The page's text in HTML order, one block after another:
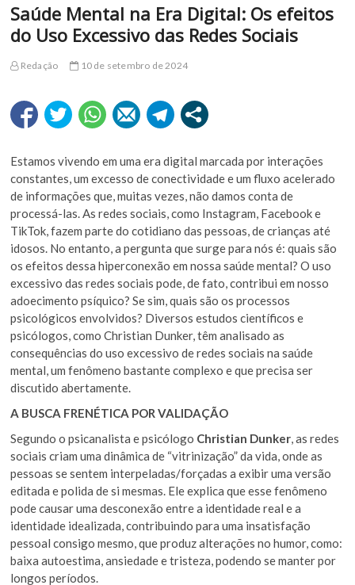
Saúde Mental na Era Digital: Os efeitos
do Uso Excessivo das Redes Sociais
Redação 10 de setembro de 2024
Estamos vivendo em uma era digital marcada por interações
constantes, um excesso de conectividade e um fluxo acelerado
de informações que, muitas vezes, não damos conta de
processá-las. As redes sociais, como Instagram, Facebook e
TikTok, fazem parte do cotidiano das pessoas, de crianças até
idosos. No entanto, a pergunta que surge para nós é: quais são
os efeitos dessa hiperconexão em nossa saúde mental? O uso
excessivo das redes sociais pode, de fato, contribui em nosso
adoecimento psíquico? Se sim, quais são os processos
psicológicos envolvidos? Diversos estudos científicos e
psicólogos, como Christian Dunker, têm analisado as
consequências do uso excessivo de redes sociais na saúde
mental, um fenômeno bastante complexo e que precisa ser
discutido abertamente.
A BUSCA FRENÉTICA POR VALIDAÇÃO
Segundo o psicanalista e psicólogo Christian Dunker , as redes
sociais criam uma dinâmica de “vitrinização” da vida, onde as
pessoas se sentem interpeladas/forçadas a exibir uma versão
editada e polida de si mesmas. Ele explica que esse fenômeno
pode causar uma desconexão entre a identidade real e a
identidade idealizada, contribuindo para uma insatisfação
pessoal consigo mesmo, que produz alterações no humor, como:
baixa autoestima, ansiedade e tristeza, podendo se manter por
longos períodos.